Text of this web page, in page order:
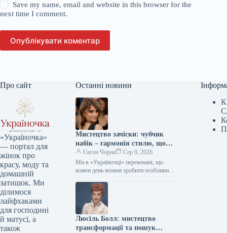
Save my name, email and website in this browser for the
next time I comment.
Опублікувати коментар
Про сайт
«Україночка»
— портал для
жінок про
красу, моду та
домашній
затишок. Ми
ділимося
лайфхаками
для господині
й матусі, а
також
Останні новини
Мистецтво зачіски: чубчик
набік – гармонія стилю, що
надихає міленіалів та дивує
зумерів
Євген Чорна
Сер 9, 2026
Ми в «Україночці» переконані, що
кожен день можна зробити особливим,
натхнення. Сьогодні ми розбираємося
Люсіль Болл: мистецтво
трансформації та пошук